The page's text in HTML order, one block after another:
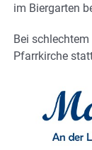
im Biergarten
Bei
Pfarrkirche